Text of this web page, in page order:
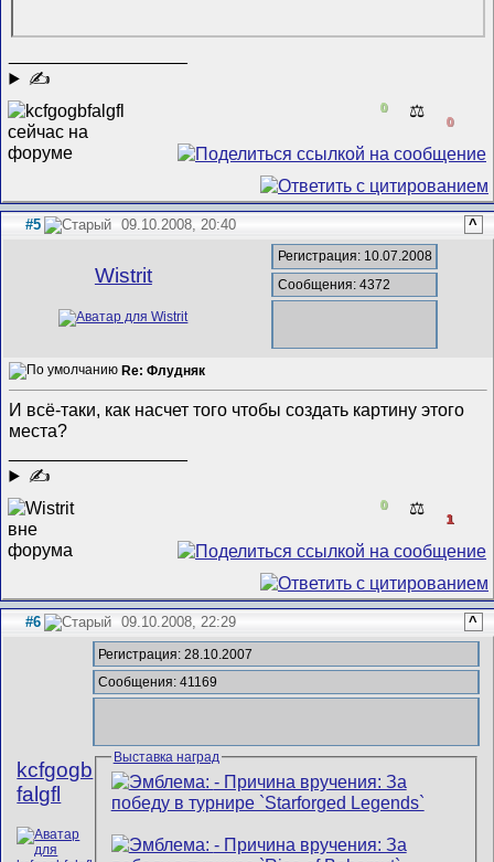
✍
0 ⚖️
0
#5 09.10.2008, 20:40 ^
Wistrit
Регистрация: 10.07.2008
Сообщения: 4372
Re: Флудняк
И всё-таки, как насчет того чтобы создать картину этого
места?
✍
0 ⚖️
1
#6 09.10.2008, 22:29 ^
kcfgogb
falgfl
Регистрация: 28.10.2007
Сообщения: 41169
Выставка наград